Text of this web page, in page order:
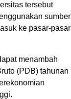
tersebut
sumber
ke pasar-pasar
menambah
(PDB) tahunan